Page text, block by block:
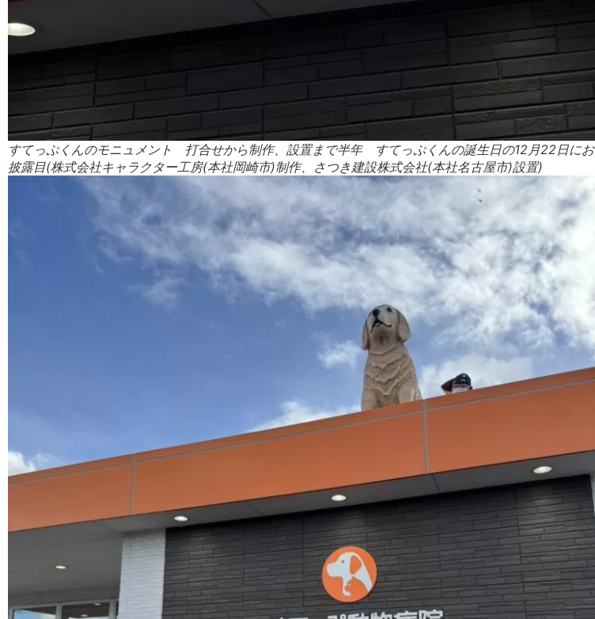
すてっぷくんのモニュメント 打合せから制作、設置まで半年 すてっぷくんの誕生日の12月22日にお
披露目(株式会社キャラクター工房(本社岡崎市)制作、さつき建設株式会社(本社名古屋市)設置)